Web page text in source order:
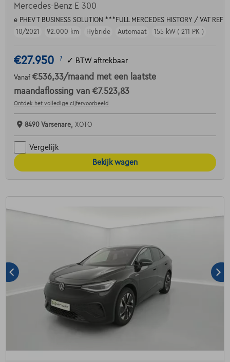
Mercedes-Benz E 300
e PHEV T BUSINESS SOLUTION ***FULL MERCEDES HISTORY / VAT
10/2021
92.000 km Hybride Automaat 155 kW ( 211 PK )
€27.950 1 ✓ BTW aftrekbaar
Vanaf €536,33/maand met een laatste
maandaflossing van €7.523,83
Ontdek het volledige cijfervoorbeeld
8490 Varsenare, XOTO
Vergelijk
Bekijk wagen